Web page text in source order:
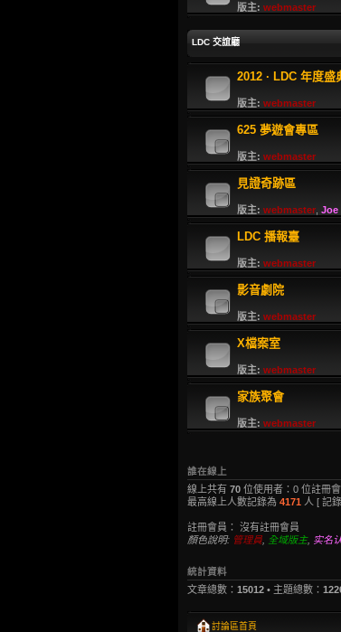
版主: webmaster
LDC 交誼廳
2012 · LDC 年度盛
版主: webmaster
625 夢遊會專區
版主: webmaster
見證奇跡區
版主: webmaster Joe
LDC 播報臺
版主: webmaster
影音劇院
版主: webmaster
X檔案室
版主: webmaster
家族聚會
版主: webmaster
誰在線上
線上共有 70 位使用者：0 位註冊
最高線上人數記錄為 4171 人 [ 記
註冊會員： 沒有註冊會員
顏色說明: 管理員 全域版主, 实名
統計資料
文章總數： 15012 • 主題總數：
討論區首頁